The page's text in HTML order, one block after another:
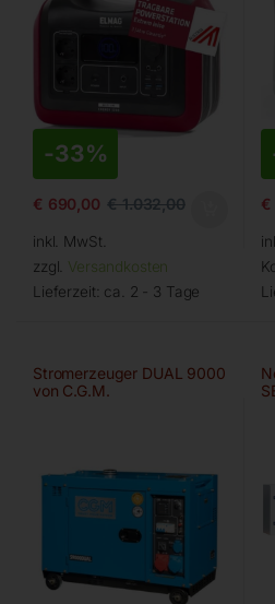
-33%
€ 690,00 €1.032,00
inkl. MwSt.
zzgl. Versandkosten
Lieferzeit: ca. 2 - 3 Tage
€
Stromerzeuger DUAL 9000
von C.G.M.